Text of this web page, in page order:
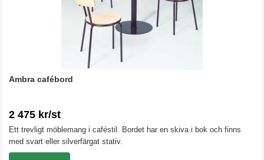
Ambra cafébord
2 475 kr/st
Ett trevligt möblemang i caféstil. Bordet har en skiva i bok och finns
med svart eller silverfärgat stativ.